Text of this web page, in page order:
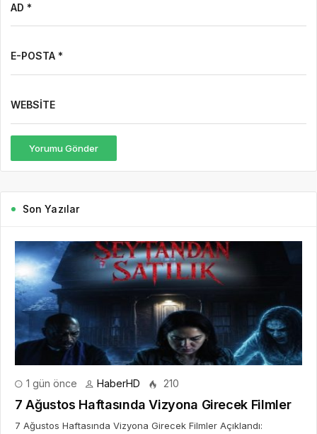
AD *
E-POSTA *
WEBSITE
Yorumu Gönder
Son Yazılar
1 gün önce HaberHD 210
7 Ağustos Haftasında Vizyona Girecek Filmler
7 Ağustos Haftasında Vizyona Girecek Filmler Açıklandı: